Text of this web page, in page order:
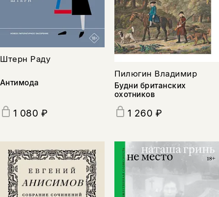
Штерн Раду
Антимода
1 080 ₽
Пилюгин Владимир
Будни британских
охотников
1 260 ₽